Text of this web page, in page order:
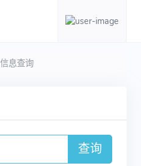
息查询
查询